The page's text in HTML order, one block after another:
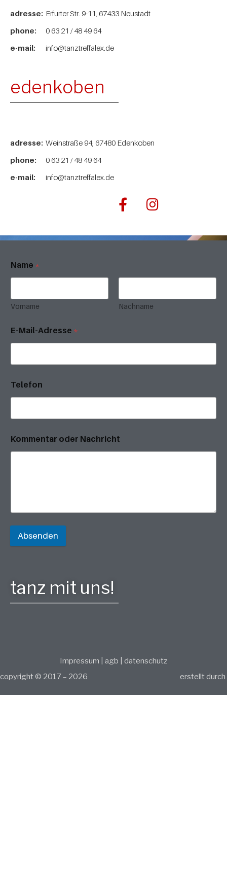
adresse: Erfurter Str. 9-11, 67433 Neustadt
phone:
0 63 21 / 48 49 64
e-mail:
info@tanztreffalex.de
edenkoben
adresse: Weinstraße 94, 67480 Edenkoben
phone:
0 63 21 / 48 49 64
e-mail:
info@tanztreffalex.de
Name *
Vorname Nachname
E-Mail-Adresse *
Telefon
Kommentar oder Nachricht
Absenden
tanz mit uns!
copyright © 2017 – 2026
Impressum agb
datenschutz
erstellt durch